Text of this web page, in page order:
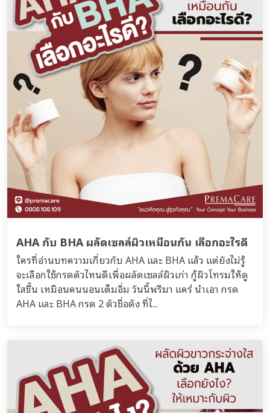
AHA กับ BHA ผลัดเซลล์ผิวเหมือนกัน เลือกอะไรดี
ใครที่อ่านบทความเกี่ยวกับ AHA และ BHA แล้ว แต่ยังไม่รู้
จะเลือกใช้กรดตัวไหนดีเพื่อผลัดเซลล์ผิวเก่า กู้ผิวโทรมให้ดู
ใสขึ้น เหมือนคนนอนเต็มอิ่ม วันนี้พรีมา แคร์ นำเอา กรด
AHA และ BHA กรด 2 ตัวชื่อดัง ที่ไ...